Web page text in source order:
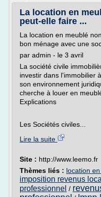
La location en
peut-elle faire ...
La location en meublé
bon ménage avec une
par admin - le 3 avril
La société civile
investir dans l'immobilier
son environnement
cherche à louer en
Explications
Les Sociétés civiles...
Lire la suite
Site : http://www.leemo.fr
Thèmes liés : location
imposition revenus
professionnel /